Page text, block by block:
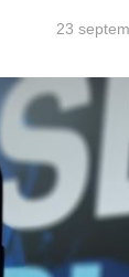
23